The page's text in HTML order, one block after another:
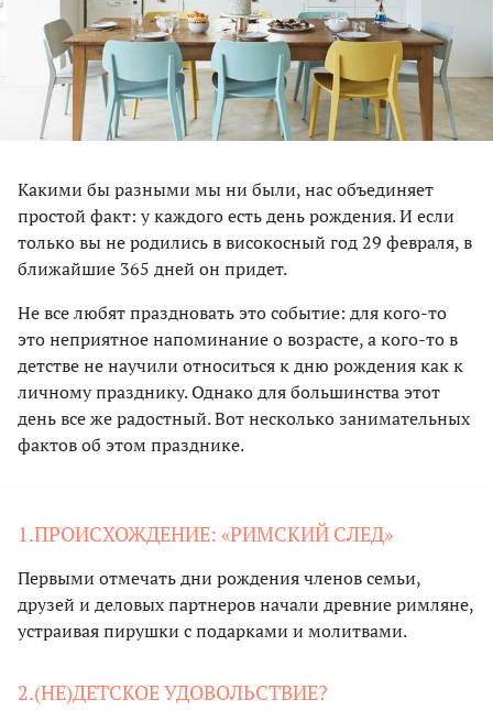
Какими бы разными мы ни были, нас объединяет
простой факт: у каждого есть день рождения. И если
только вы не родились в високосный год 29 февраля, в
ближайшие 365 дней он придет.
Не все любят праздновать это событие: для кого-то
это неприятное напоминание о возрасте, а кого-то в
детстве не научили относиться к дню рождения как к
личному празднику. Однако для большинства этот
день все же радостный. Вот несколько занимательных
фактов об этом празднике.
1.ПРОИСХОЖДЕНИЕ: «РИМСКИЙ СЛЕД»
Первыми отмечать дни рождения членов семьи,
друзей и деловых партнеров начали древние римляне,
устраивая пирушки с подарками и молитвами.
2.(НЕ)ДЕТСКОЕ УДОВОЛЬСТВИЕ?